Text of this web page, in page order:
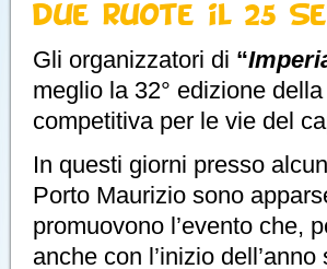
due ruote il 25
Gli organizzatori di “
meglio la 32° edizione
competitiva per le vie del
In questi giorni presso
Porto Maurizio sono
promuovono l’evento che,
anche con l’inizio